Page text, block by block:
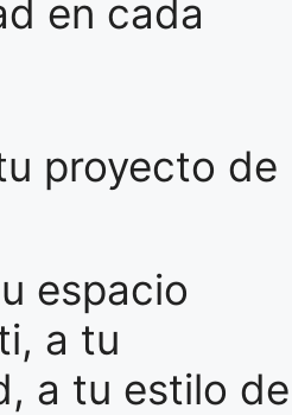
en cada
proyecto de
espacio
a tu
a tu estilo de